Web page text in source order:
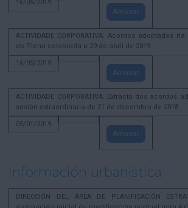
16/05/2019
Amosar
ACTIVIDADE CORPORATIVA. Acordos adoptados
do Pleno celebrada o 29 de abril de 2019
16/05/2019
Amosar
ACTIVIDADE CORPORATIVA. Extracto dos acordos
sesión extraordinaria de 21 de decembro de 2018.
05/01/2019
Amosar
Información urbanística
DIRECCIÓN DEL ÁREA DE PLANIFICACIÓN